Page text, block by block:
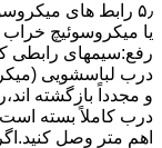
۵٫ رابط های
ﯾﺎ ﻣﯿﮑﺮوﺳﻮﺋﯿﭻ
رفع:سیمهای راﺑﻄﯽ
درب لباسشویی
و مجدداً بازگشته
درب کاملاً ﺑﺴﺘﻪ
اﻫﻢ ﻣﺘﺮ وصل